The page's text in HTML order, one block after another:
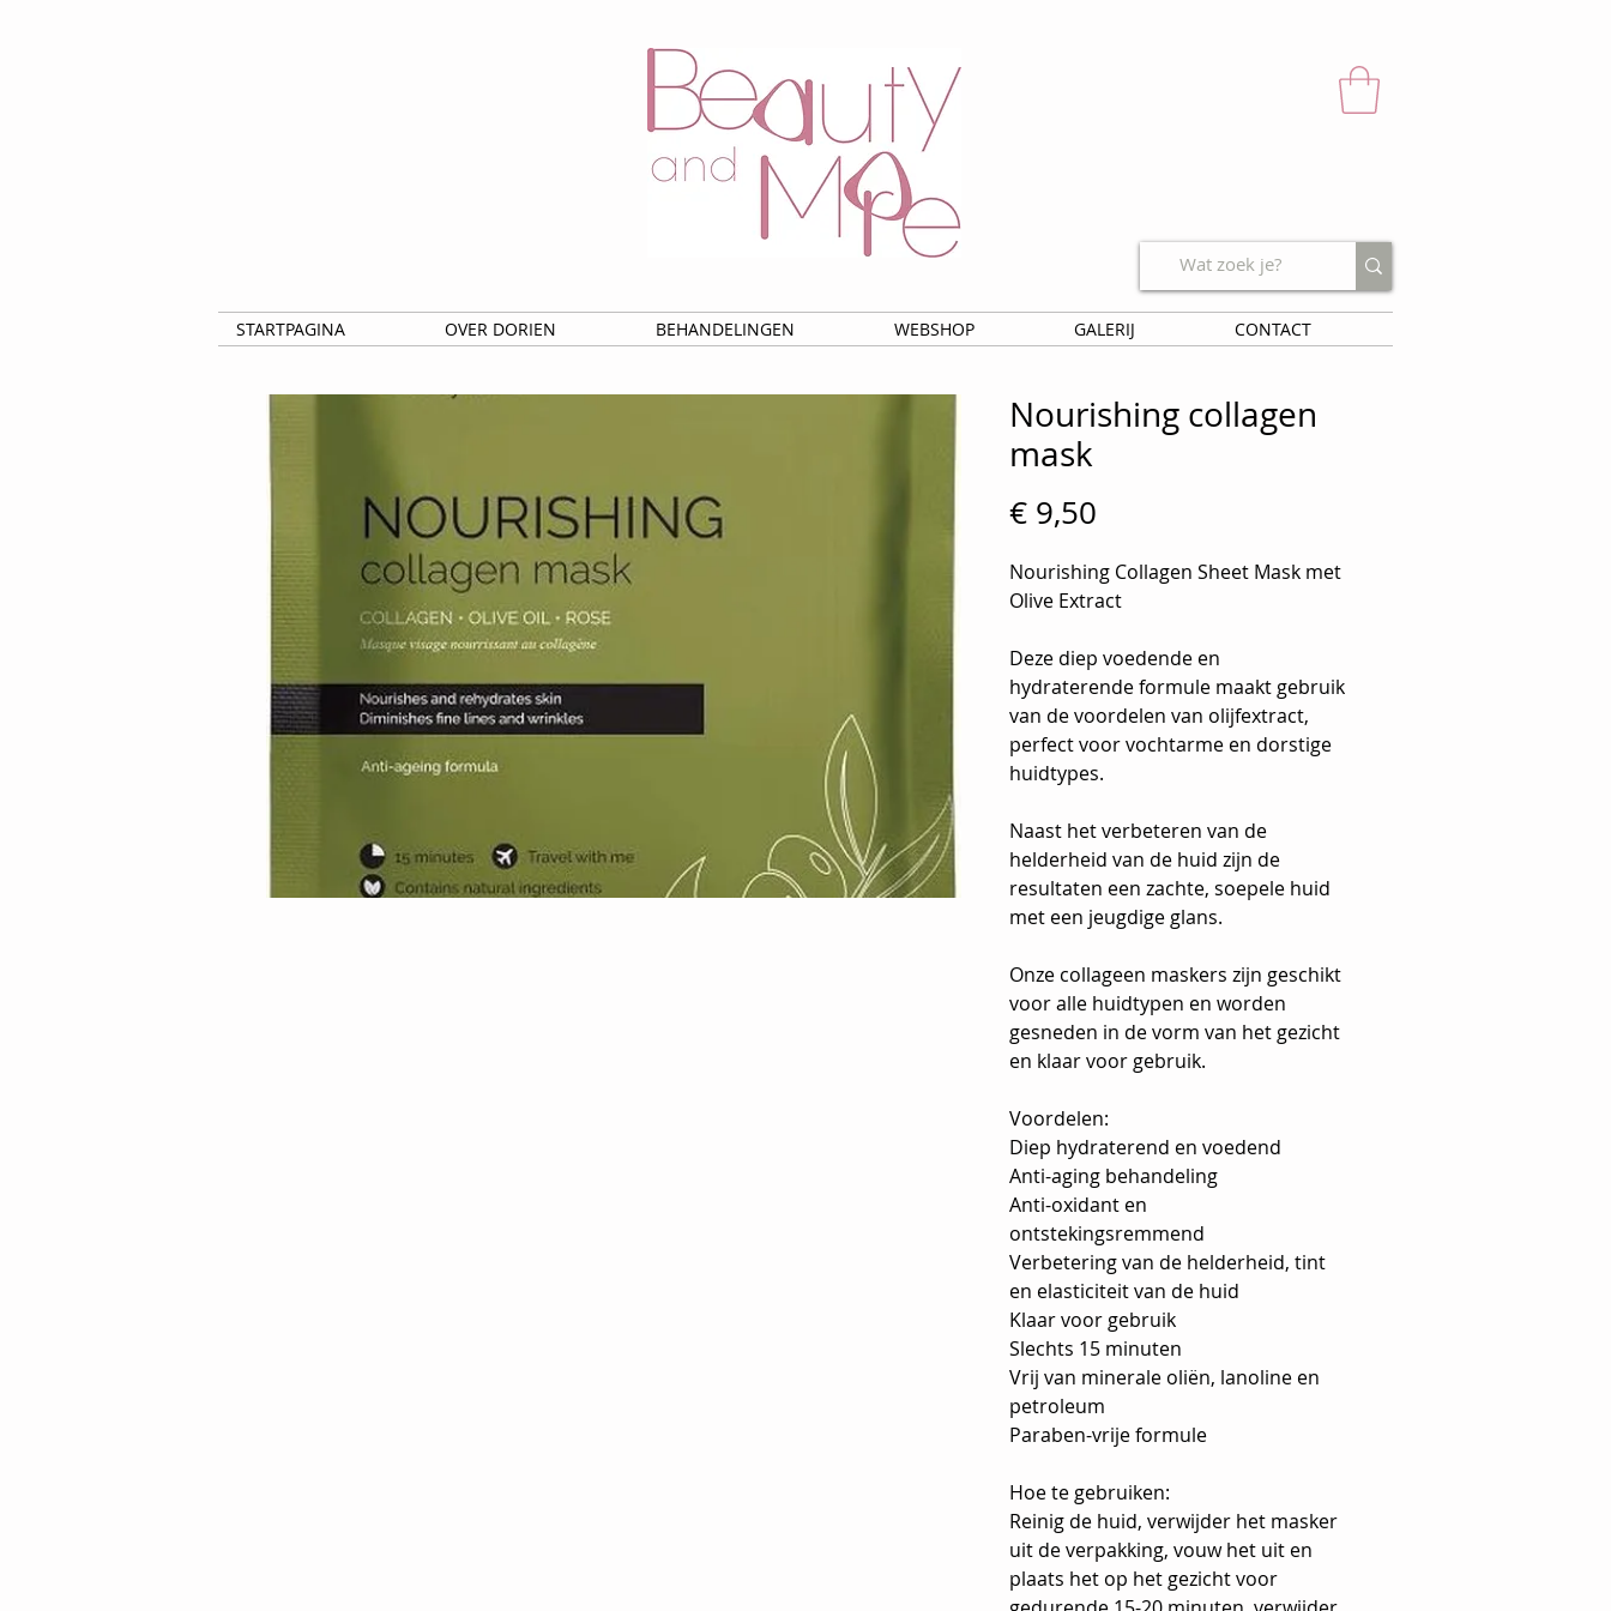
STARTPAGINA OVER DORIEN BEHANDELINGEN WEBSHOP GALERIJ CONTACT
Nourishing collagen
mask
€ 9,50
Nourishing Collagen Sheet Mask met
Olive Extract
Deze diep voedende en
hydraterende formule maakt gebruik
van de voordelen van olijfextract,
perfect voor vochtarme en dorstige
huidtypes.
Naast het verbeteren van de
helderheid van de huid zijn de
resultaten een zachte, soepele huid
met een jeugdige glans.
Onze collageen maskers zijn geschikt
voor alle huidtypen en worden
gesneden in de vorm van het gezicht
en klaar voor gebruik.
Voordelen:
Diep hydraterend en voedend
Anti-aging behandeling
Anti-oxidant en
ontstekingsremmend
Verbetering van de helderheid, tint
en elasticiteit van de huid
Klaar voor gebruik
Slechts 15 minuten
Vrij van minerale oliën, lanoline en
petroleum
Paraben-vrije formule
Hoe te gebruiken:
Reinig de huid, verwijder het masker
uit de verpakking, vouw het uit en
plaats het op het gezicht voor